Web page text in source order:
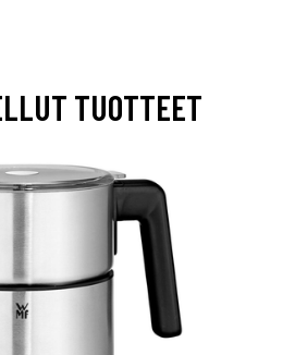
TUOTTEET